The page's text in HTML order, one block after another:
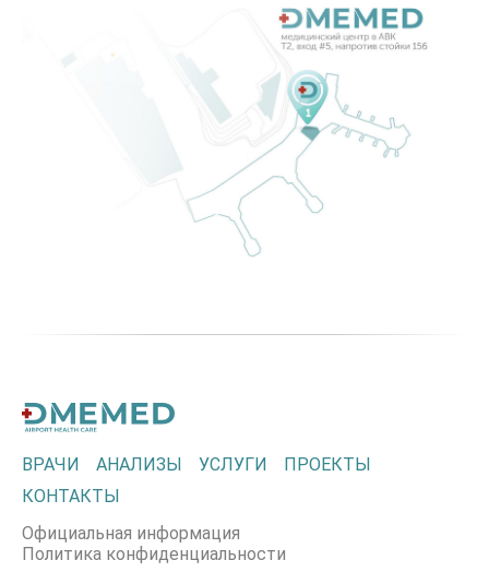
ВРАЧИ АНАЛИЗЫ УСЛУГИ
ПРОЕКТЫ
КОНТАКТЫ
Официальная информация
Политика конфиденциальности